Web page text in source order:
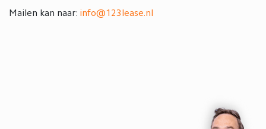
Mailen kan naar: info@123lease.nl